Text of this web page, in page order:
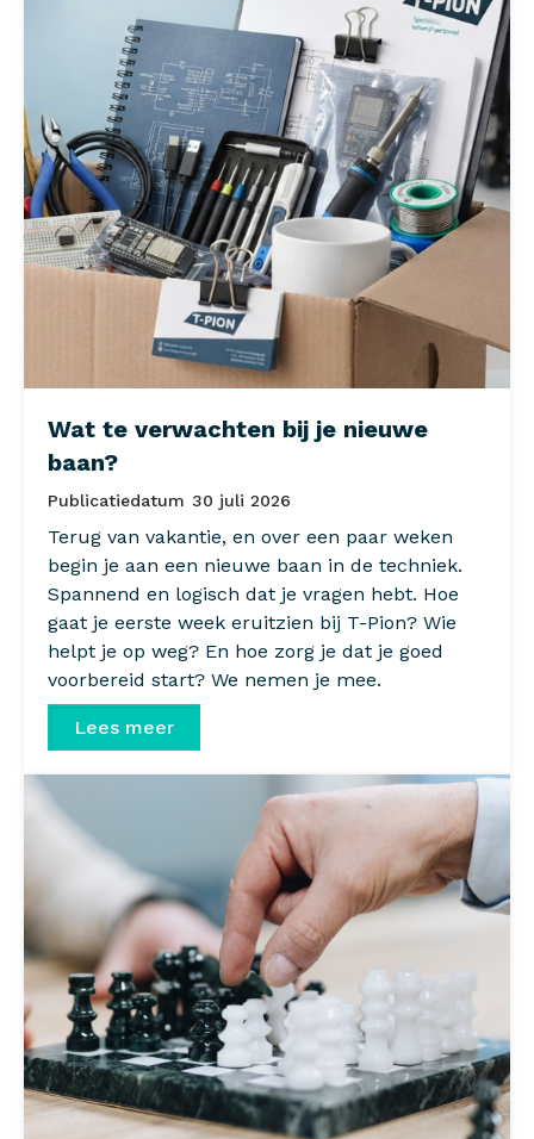
Wat te verwachten bij je nieuwe
baan?
Publicatiedatum 30 juli 2026
Terug van vakantie, en over een paar weken
begin je aan een nieuwe baan in de techniek.
Spannend en logisch dat je vragen hebt. Hoe
gaat je eerste week eruitzien bij T-Pion? Wie
helpt je op weg? En hoe zorg je dat je goed
voorbereid start? We nemen je mee.
Lees meer